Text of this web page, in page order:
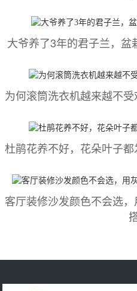
大爷养了3年的君子兰，盆
为何滚筒洗衣机越来越不
杜鹃花养不好，花朵叶子
客厅装修沙发颜色不会选